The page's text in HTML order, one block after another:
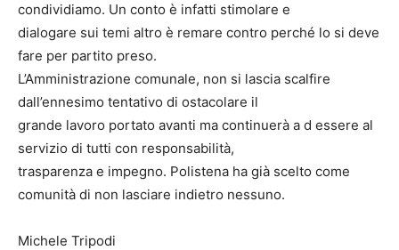
condividiamo. Un conto è infatti stimolare e
dialogare sui temi altro è remare contro perché lo si deve
fare per partito preso.
L’Amministrazione comunale, non si lascia scalfire
dall’ennesimo tentativo di ostacolare il
grande lavoro portato avanti ma continuerà a d essere al
servizio di tutti con responsabilità,
trasparenza e impegno. Polistena ha già scelto come
comunità di non lasciare indietro nessuno.
Michele Tripodi